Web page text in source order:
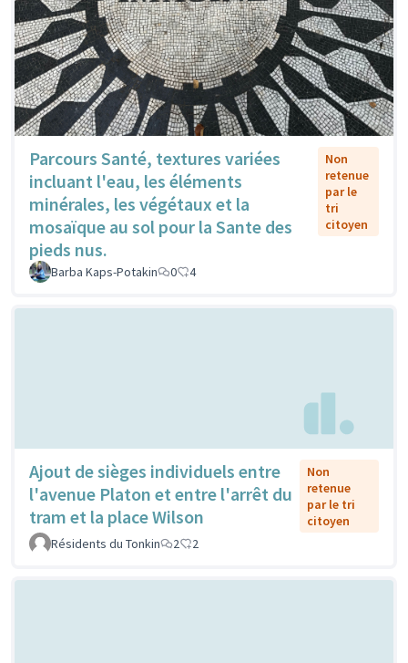
Parcours Santé, textures variées
incluant l'eau, les éléments
minérales, les végétaux et la
mosaïque au sol pour la Sante des
pieds nus.
Non
retenue
par le
tri
citoyen
Barba Kaps-Potakin 0 4
Ajout de sièges individuels entre
l'avenue Platon et entre l'arrêt du
tram et la place Wilson
Non
retenue
par le tri
citoyen
Résidents du Tonkin
2 2